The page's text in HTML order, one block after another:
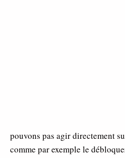
pouvons pas agir directement
comme par exemple le